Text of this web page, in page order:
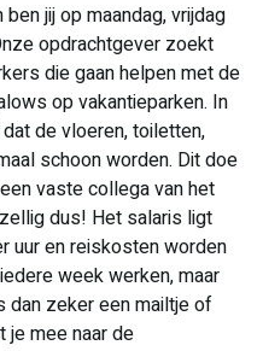
jij op maandag, vrijdag
opdrachtgever zoekt
die gaan helpen met de
op vakantieparken. In
de vloeren, toiletten,
schoon worden. Dit doe
vaste collega van het
dus! Het salaris ligt
uur en reiskosten worden
week werken, maar
dan zeker een mailtje of
je mee naar de